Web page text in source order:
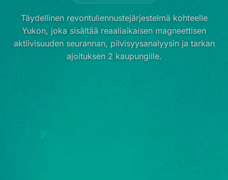
Täydellinen revontuliennustejärjestelmä kohteelle
Yukon, joka sisältää reaaliaikaisen magneettisen
aktiivisuuden seurannan, pilvisyysanalyysin ja tarkan
ajoituksen 2 kaupungille.